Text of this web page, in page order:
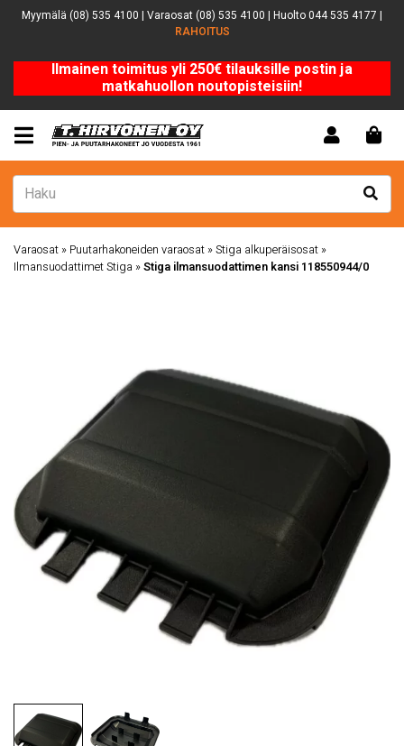
Myymälä (08) 535 4100 | Varaosat (08) 535 4100 | Huolto 044 535 4177 |
RAHOITUS
Ilmainen toimitus yli 250€ tilauksille postin ja
matkahuollon noutopisteisiin!
Varaosat » Puutarhakoneiden varaosat »Stiga alkuperäisosat »
Ilmansuodattimet Stiga »Stiga ilmansuodattimen kansi 118550944/0